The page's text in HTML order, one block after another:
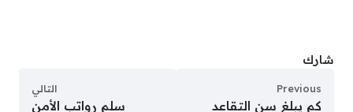
شارك
Previous
كم يبلغ سن التقاعد
التالي
سلم رواتب الأمن